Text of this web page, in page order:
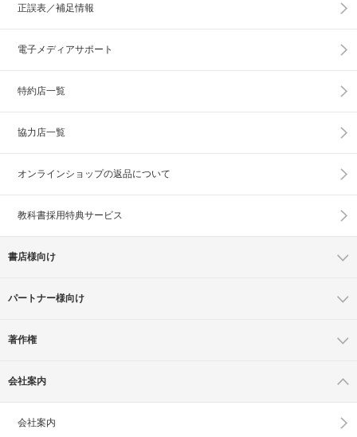
正誤表／補足情報
電子メディアサポート
特約店一覧
協力店一覧
オンラインショップの返品について
教科書採用特典サービス
書店様向け
パートナー様向け
著作権
会社案内
会社案内